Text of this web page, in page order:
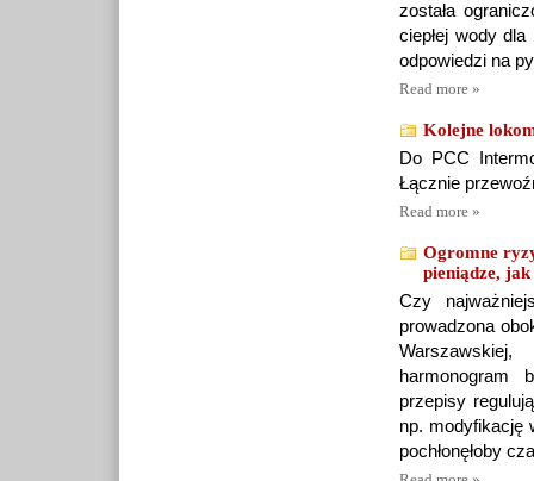
została
ciepłej wody
odpowiedzi na
Read more »
Kolejne
Do PCC
Łącznie
Read more »
Ogromne
pieniądze, jak
Czy
prowadzona
harmonogram
przepisy
np. modyfikację
pochłonęłoby